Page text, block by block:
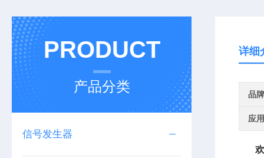
PRODUCT
产品分类
信号发生器
详细
品牌
应
欢